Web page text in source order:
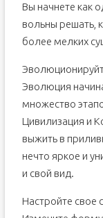
Вы начнете как
вольны решать,
более мелких
Эволюция
множество
Цивилизация и
выжить в
нечто яркое и
и свой вид.
Настройте свое